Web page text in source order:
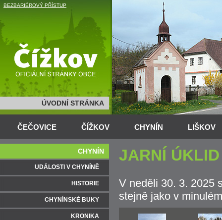
BEZBARIÉROVÝ PŘÍSTUP
ÚVODNÍ STRÁNKA
ČEČOVICE ČÍŽKOV CHYNÍN LIŠKOV
JARNÍ
V neděli 30. 3. 2025
stejně jako v
CHYNÍN
UDÁLOSTI V CHYNÍNĚ
HISTORIE
CHYNÍNSKÉ BUKY
KRONIKA